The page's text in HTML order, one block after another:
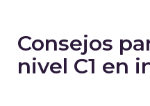
Consejos
nivel C1 en